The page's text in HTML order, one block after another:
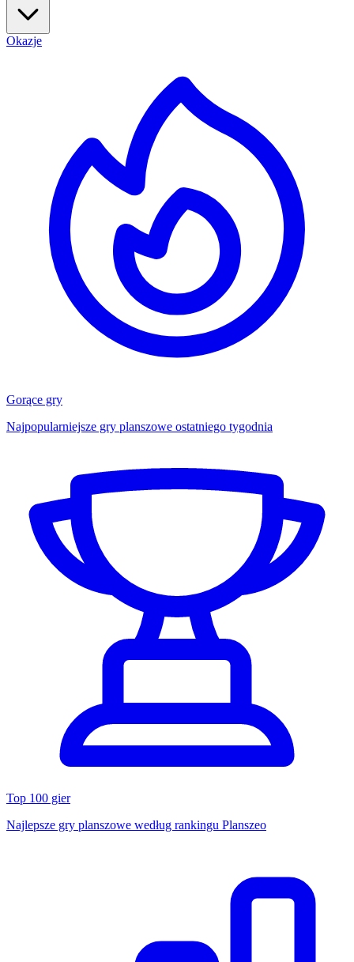
Okazje
Gorące gry
Najpopularniejsze gry planszowe ostatniego tygodnia
Top 100 gier
Najlepsze gry planszowe według rankingu Planszeo